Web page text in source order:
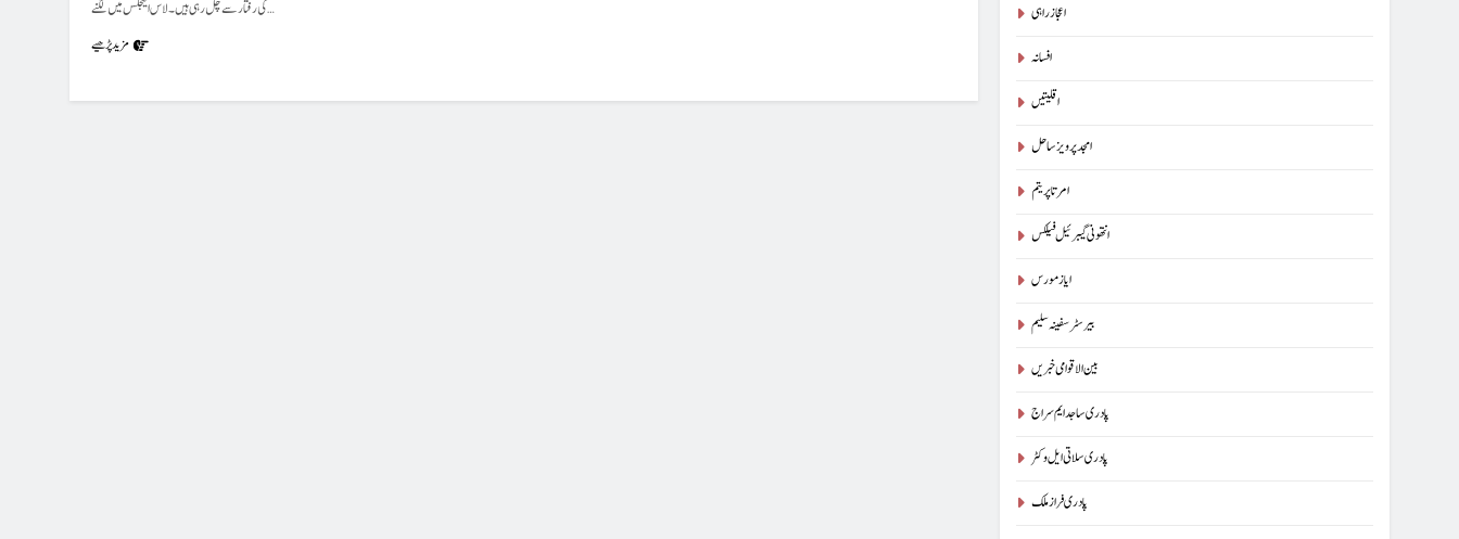
کی رفتار سے چل رہی ہیں۔ لاس اینجلس میں لگنے…
مزید پڑھیے
اعجاز راہی
افسانہ
اقلیتیں
امجد پرویز ساحل
امرتا پریتم
انتھونی گیبرئیل فیلکس
ایاز مورس
بیرسٹرسفینہ سلیم
بین الاقوامی خبریں
پادری ساجد ایم سراج
پادری سلاتی ایل وکٹر
پادری فراز ملک